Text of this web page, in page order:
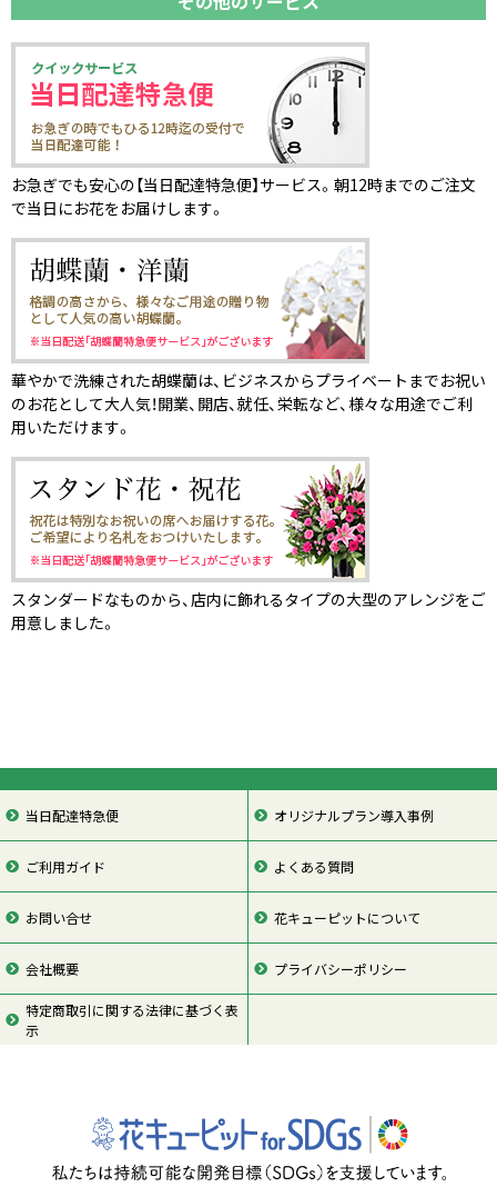
お急ぎでも安心の【当日配達特急便】サービス。朝12時までのご注文
で当日にお花をお届けします。
華やかで洗練された胡蝶蘭は、ビジネスからプライベートまでお祝い
のお花として大人気！開業、開店、就任、栄転など、様々な用途でご利
用いただけます。
スタンダードなものから、店内に飾れるタイプの大型のアレンジをご
用意しました。
当日配達特急便 オリジナルプラン導入事例
ご利用ガイド よくある質問
お問い合せ 花キューピットについて
会社概要 プライバシーポリシー
特定商取引に関する法律に基づく表
示
ページの先頭